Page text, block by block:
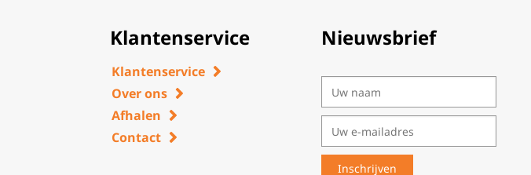
Klantenservice
Klantenservice
Over ons
Afhalen
Contact
Nieuwsbrief